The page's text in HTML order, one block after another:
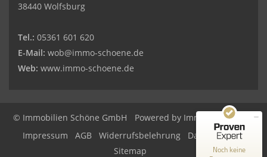
38440 Wolfsburg
Tel.: 05361 601 620
E-Mail: wob@immo-schoene.de
Web: www.immo-schoene.de
© Immobilien Schöne GmbH Powered by Immonia GmbH
Impressum
AGB Widerrufsbelehrung
Datenschutz
Sitemap
Noch keine
MANGELHAFT